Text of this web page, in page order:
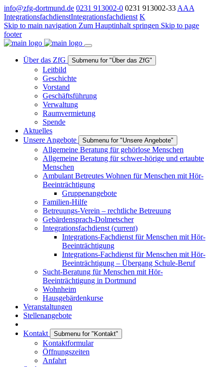
info@zfg-dortmund.de 0231 913002-0 0231 913002-33 AAA
IntegrationsfachdienstIntegrationsfachdienst K
Skip to main navigation Zum Hauptinhalt springen Skip to page
footer
Über das ZfG Submenu for "Über das ZfG"
Leitbild
Geschichte
Vorstand
Geschäftsführung
Verwaltung
Raumvermietung
Spende
Aktuelles
Unsere Angebote
Submenu for "Unsere Angebote"
Allgemeine Beratung für gehörlose Menschen
Allgemeine Beratung für schwer-hörige und ertaubte
Menschen
Ambulant Betreutes Wohnen für Menschen mit Hör-
Beeinträchtigung
Gruppenangebote
Familien-Hilfe
Betreuungs-Verein – rechtliche Betreuung
Gebärdensprach-Dolmetscher
Integrationsfachdienst (current)
Integrations-Fachdienst für Menschen mit Hör-
Beeinträchtigung
Integrations-Fachdienst für Menschen mit Hör-
Beeinträchtigung – Übergang Schule-Beruf
Sucht-Beratung für Menschen mit Hör-
Beeinträchtigung in Dortmund
Wohnheim
Hausgebärdenkurse
Veranstaltungen
Stellenangebote
Kontakt Submenu for "Kontakt"
Kontaktformular
Öffnungszeiten
Anfahrt